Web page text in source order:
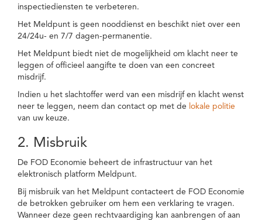
inspectiediensten te verbeteren.
Het Meldpunt is geen nooddienst en beschikt niet over een
24/24u- en 7/7 dagen-permanentie.
Het Meldpunt biedt niet de mogelijkheid om klacht neer te
leggen of officieel aangifte te doen van een concreet
misdrijf.
Indien u het slachtoffer werd van een misdrijf en klacht wenst
neer te leggen, neem dan contact op met de lokale politie
van uw keuze.
2. Misbruik
De FOD Economie beheert de infrastructuur van het
elektronisch platform Meldpunt.
Bij misbruik van het Meldpunt contacteert de FOD Economie
de betrokken gebruiker om hem een verklaring te vragen.
Wanneer deze geen rechtvaardiging kan aanbrengen of aan